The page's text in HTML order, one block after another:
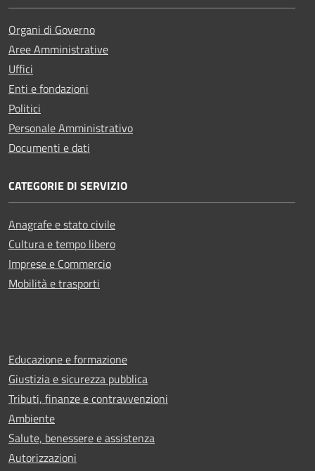
Organi di Governo
Aree Amministrative
Uffici
Enti e fondazioni
Politici
Personale Amministrativo
Documenti e dati
CATEGORIE DI SERVIZIO
Anagrafe e stato civile
Cultura e tempo libero
Imprese e Commercio
Mobilità e trasporti
Educazione e formazione
Giustizia e sicurezza pubblica
Tributi, finanze e contravvenzioni
Ambiente
Salute, benessere e assistenza
Autorizzazioni